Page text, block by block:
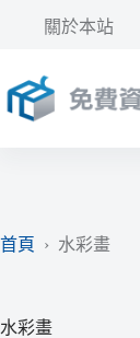
要
內
關於本站
首頁 › 水彩畫
水彩畫